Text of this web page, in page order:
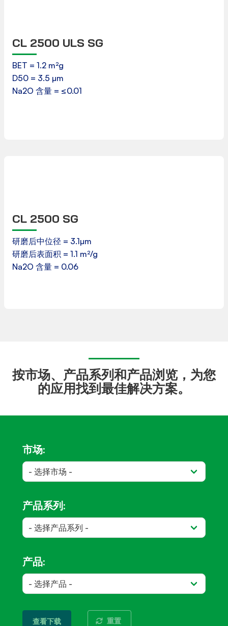
CL 2500 ULS SG
BET = 1.2 m²g
D50 = 3.5 µm
Na2O 含量 = ≤0.01
CL 2500 SG
研磨后中位径 = 3.1µm
研磨后表面积 = 1.1 m²/g
Na2O 含量 = 0.06
按市场、产品系列和产品浏览，为您
的应用找到最佳解决方案。
市场:
产品系列:
产品:
查看下载 重置